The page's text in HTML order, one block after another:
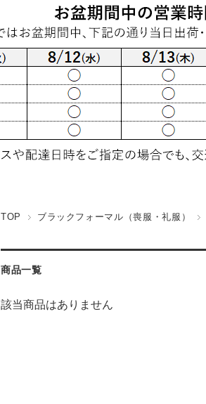
TOP ブラックフォーマル（喪服・礼服）
商品一覧
該当商品はありません